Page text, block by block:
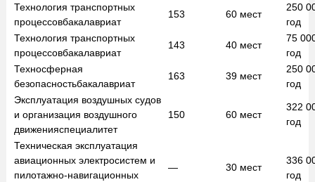
Технология транспортных
процессовбакалавриат
153 60 мест
250
год
Технология транспортных
процессовбакалавриат
143 40 мест
75
год
Техносферная
безопасностьбакалавриат
163 39 мест
250
год
Эксплуатация воздушных судов
и организация воздушного
движенияспециалитет
150 60 мест
322
год
Техническая эксплуатация
авиационных электросистем и
пилотажно-навигационных
— 30 мест
336
год